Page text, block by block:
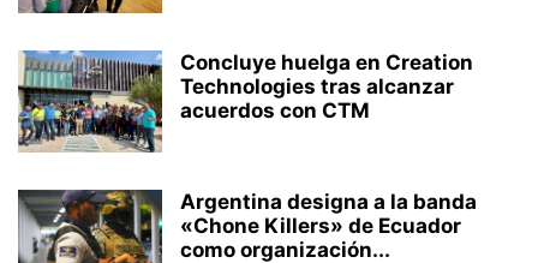
Concluye huelga en Creation
Technologies tras alcanzar
acuerdos con CTM
Argentina designa a la banda
«Chone Killers» de Ecuador
como organización...